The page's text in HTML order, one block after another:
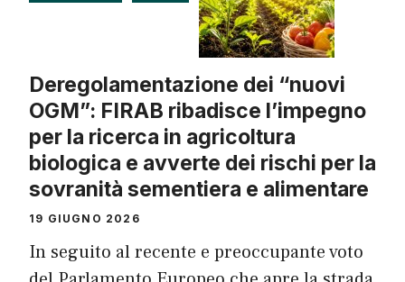
Deregolamentazione dei “nuovi
OGM”: FIRAB ribadisce l’impegno
per la ricerca in agricoltura
biologica e avverte dei rischi per la
sovranità sementiera e alimentare
19 GIUGNO 2026
In seguito al recente e preoccupante voto